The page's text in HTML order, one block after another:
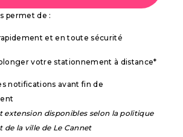
permet de :
et en toute sécurité
votre stationnement à distance*
notifications avant fin de
extension disponibles selon la politique
la ville de Le Cannet